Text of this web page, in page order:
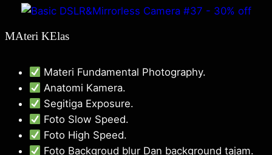
MAteri KElas
Materi Fundamental Photography.
Anatomi Kamera.
Segitiga Exposure.
Foto Slow Speed.
Foto High Speed.
Foto Backgroud blur Dan background tajam.